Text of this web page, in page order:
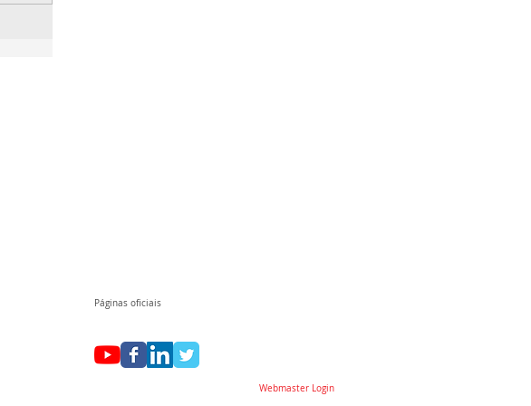
Páginas oficiais
Webmaster Login